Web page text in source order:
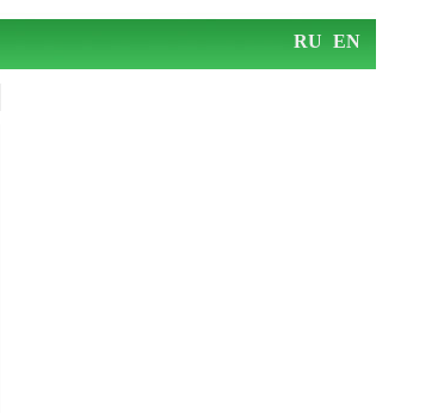
RU EN